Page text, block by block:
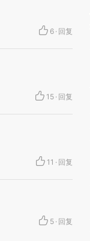
6 · 回复
15 · 回复
11 · 回复
5 · 回复